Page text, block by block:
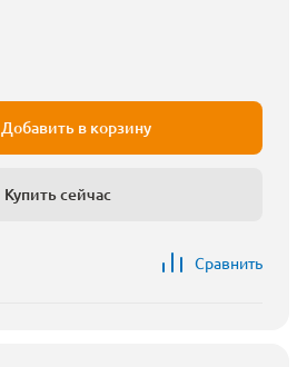
Добавить в корзину
Купить сейчас
Сравнить